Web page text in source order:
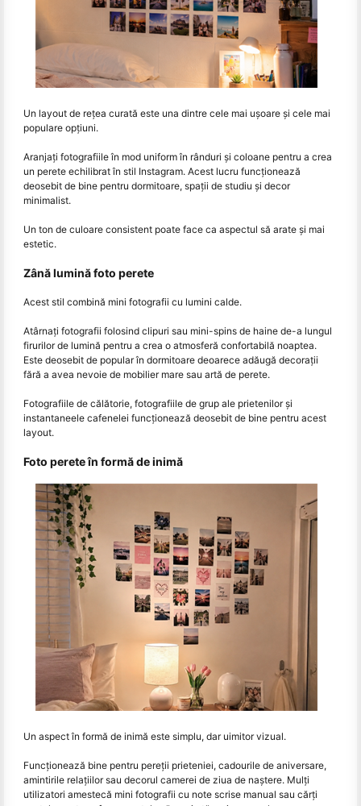
Un layout de rețea curată este una dintre cele mai ușoare și cele mai
populare opțiuni.
Aranjați fotografiile în mod uniform în rânduri și coloane pentru a crea
un perete echilibrat în stil Instagram. Acest lucru funcționează
deosebit de bine pentru dormitoare, spații de studiu și decor
minimalist.
Un ton de culoare consistent poate face ca aspectul să arate și mai
estetic.
Zână lumină foto perete
Acest stil combină mini fotografii cu lumini calde.
Atârnați fotografii folosind clipuri sau mini-spins de haine de-a lungul
firurilor de lumină pentru a crea o atmosferă confortabilă noaptea.
Este deosebit de popular în dormitoare deoarece adăugă decorații
fără a avea nevoie de mobilier mare sau artă de perete.
Fotografiile de călătorie, fotografiile de grup ale prietenilor și
instantaneele cafenelei funcționează deosebit de bine pentru acest
layout.
Foto perete în formă de inimă
Un aspect în formă de inimă este simplu, dar uimitor vizual.
Funcționează bine pentru pereții prieteniei, cadourile de aniversare,
amintirile relațiilor sau decorul camerei de ziua de naștere. Mulți
utilizatori amestecă mini fotografii cu note scrise manual sau cărți